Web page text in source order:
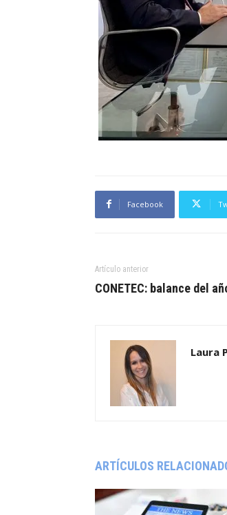
Facebook
Artículo anterior
CONETEC: balance del
Laura
ARTÍCULOS